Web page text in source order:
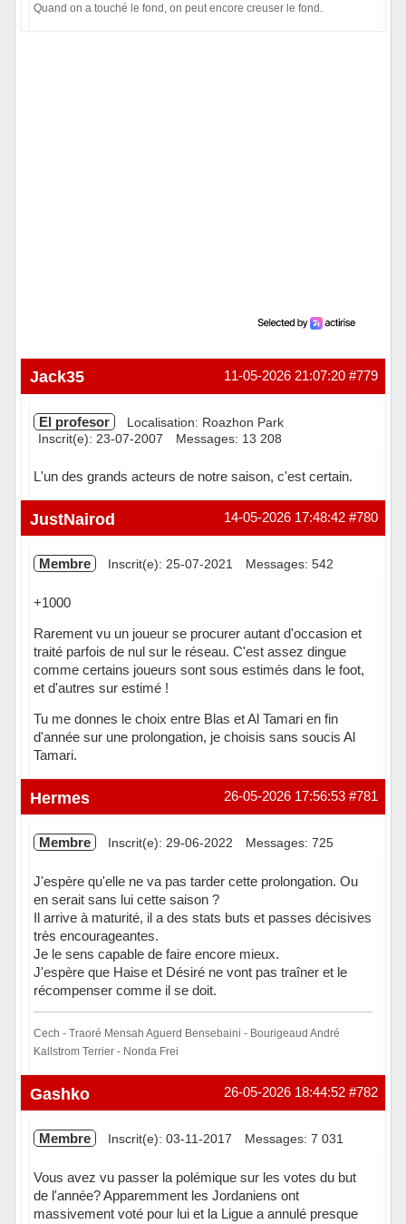
Quand on a touché le fond, on peut encore creuser le fond.
#779
11-05-2026 21:07:20
Jack35
El profesor
Localisation: Roazhon Park
Inscrit(e): 23-07-2007
Messages: 13 208
L'un des grands acteurs de notre saison, c'est certain.
Hors ligne #780
14-05-2026 17:48:42
JustNairod
Membre Inscrit(e): 25-07-2021 Messages: 542
+1000
Rarement vu un joueur se procurer autant d'occasion et
traité parfois de nul sur le réseau. C'est assez dingue
comme certains joueurs sont sous estimés dans le foot,
et d'autres sur estimé !
Tu me donnes le choix entre Blas et Al Tamari en fin
d'année sur une prolongation, je choisis sans soucis Al
Tamari.
Hors ligne #781
26-05-2026 17:56:53
Hermes
Membre Inscrit(e): 29-06-2022 Messages: 725
J'espère qu'elle ne va pas tarder cette prolongation. Ou
en serait sans lui cette saison ?
Il arrive à maturité, il a des stats buts et passes décisives
très encourageantes.
Je le sens capable de faire encore mieux.
J'espère que Haise et Désiré ne vont pas traîner et le
récompenser comme il se doit.
Cech - Traoré Mensah Aguerd Bensebaini - Bourigeaud André
Kallstrom Terrier - Nonda Frei
Hors ligne #782
26-05-2026 18:44:52
Gashko
Membre Inscrit(e): 03-11-2017 Messages: 7 031
Vous avez vu passer la polémique sur les votes du but
de l'année? Apparemment les Jordaniens ont
massivement voté pour lui et la Ligue a annulé presque